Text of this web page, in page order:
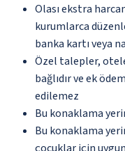
Olası ekstra
kurumlarca
banka kartı veya
Özel talepler,
bağlıdır ve ek
edilemez
Bu konaklama
Bu konaklama
çocuklar için